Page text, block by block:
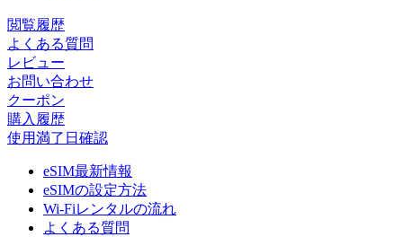
閲覧履歴
よくある質問
レビュー
お問い合わせ
クーポン
購入履歴
使用満了日確認
eSIM最新情報
eSIMの設定方法
Wi-Fiレンタルの流れ
よくある質問